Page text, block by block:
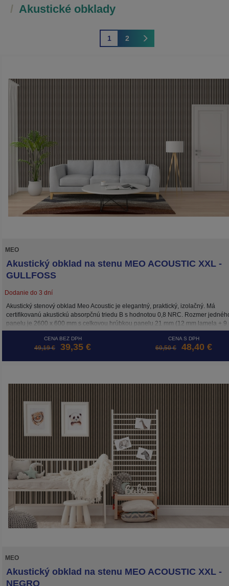
Akustické obklady
1 2
MEO
Akustický obklad na stenu MEO ACOUSTIC XXL -
GULLFOSS
Dodanie do 3 dní
Akustický stenový obklad Meo Acoustic je elegantný, praktický, izolačný. Má
certifikovanú akustickú absorpčnú triedu B s hodnotou 0,8 NRC. Rozmer
panelu je 2600 x 600 mm s celkovou hrúbkou panelu 21 mm (12 mm lamela + 9
podložka). Inštalácia je možná 3 spôsobmi: skrutkami priamo do podkladu,
alebo na drevený rošt. Cena je za m2.
CENA BEZ DPH
49,19 € 39,35 €
CENA S DPH
60,50 € 48,40 €
MEO
Akustický obklad na stenu MEO ACOUSTIC XXL -
NEGRO